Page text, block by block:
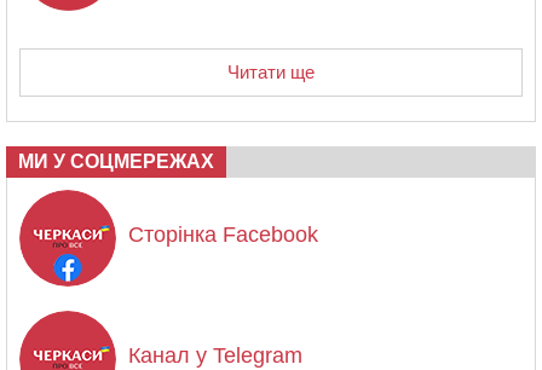
Читати ще
МИ У СОЦМЕРЕЖАХ
Сторінка Facebook
Канал у Telegram